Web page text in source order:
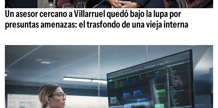
Un asesor cercano a Villarruel quedó bajo la lupa por
presuntas amenazas: el trasfondo de una vieja interna